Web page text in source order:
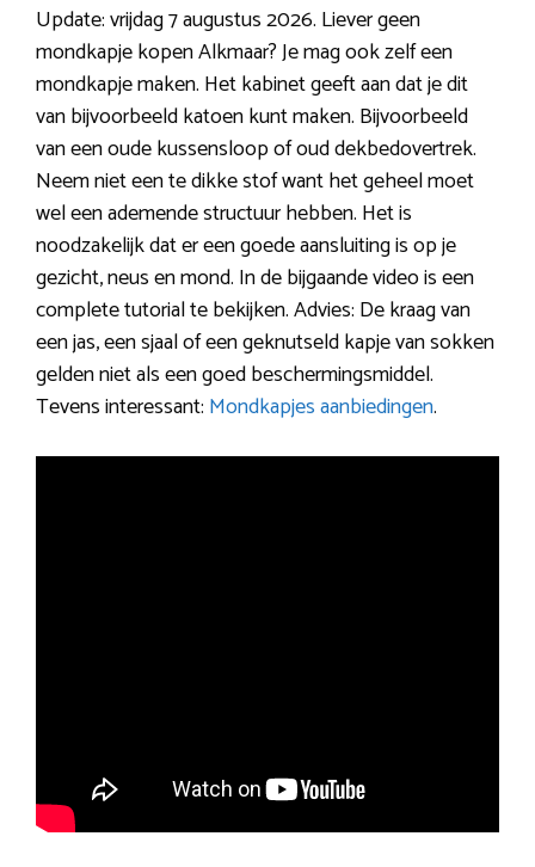
Update: vrijdag 7 augustus 2026. Liever geen
mondkapje kopen Alkmaar? Je mag ook zelf een
mondkapje maken. Het kabinet geeft aan dat je dit
van bijvoorbeeld katoen kunt maken. Bijvoorbeeld
van een oude kussensloop of oud dekbedovertrek.
Neem niet een te dikke stof want het geheel moet
wel een ademende structuur hebben. Het is
noodzakelijk dat er een goede aansluiting is op je
gezicht, neus en mond. In de bijgaande video is een
complete tutorial te bekijken. Advies: De kraag van
een jas, een sjaal of een geknutseld kapje van sokken
gelden niet als een goed beschermingsmiddel.
Tevens interessant: Mondkapjes aanbiedingen.